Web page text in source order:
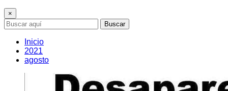
×
Buscar
Inicio
2021
agosto